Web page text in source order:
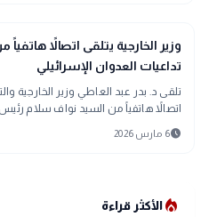
public
الأخبار المحلية
وزير الخارجية يتلقى اتصالاً هاتفياً
تداعيات العدوان الإسرائيلي
تلقى د. بدر عبد العاطي وزير الخارجية
اتصالاً هاتفياً من السيد نواف سلام رئيس
الشقي
schedule6 مارس 2026
local_fire_departmentالأكثر قراءة